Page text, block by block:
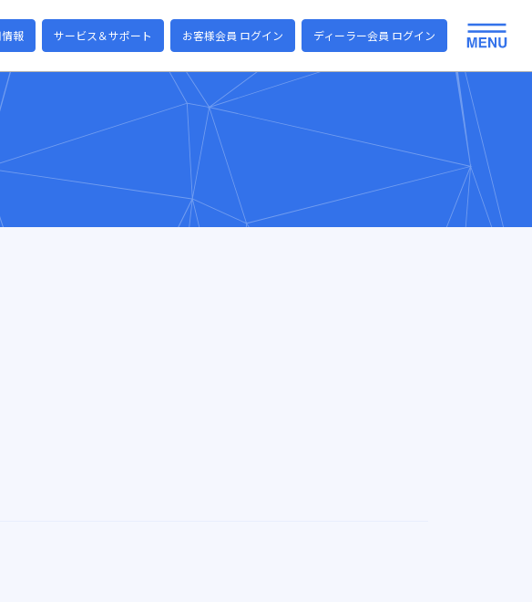
報 サービス＆サポート お客様会員 ログイン ディーラー会員 ログイン